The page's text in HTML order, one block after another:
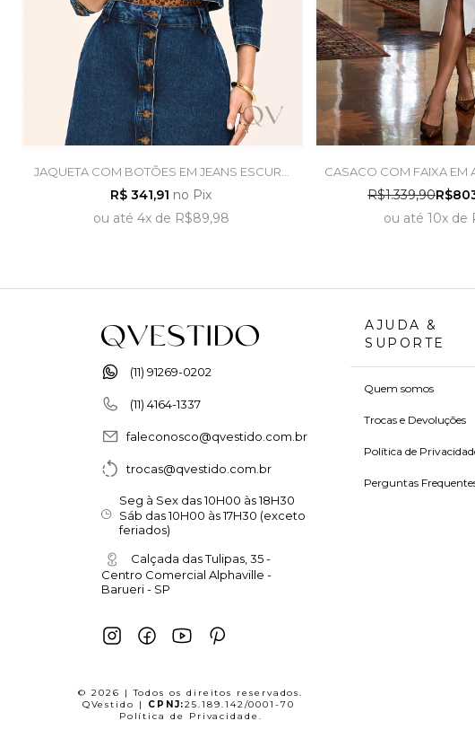
JAQUETA COM BOTÕES EM JEANS ESCURO
- LAURA ROSA
R$ 341,91 no Pix
ou até 4xde R$89,98
CASACO COM FAIXA EM
CLARO - LUZIA
R$1.339,90
ou até 10xde
(11) 91269-0202
(11) 4164-1337
faleconosco@qvestido.com.br
trocas@qvestido.com.br
Seg à Sex das 10H00 às 18H30
Sáb das 10H00 às 17H30 (exceto
feriados)
Calçada das Tulipas, 35 -
Centro Comercial Alphaville -
Barueri - SP
AJUDA &
SUPORTE
Quem somos
Trocas e Devoluções
Política de
Perguntas
© 2026 | Todos os direitos reservados.
QVestido | CPNJ:25.189.142/0001-70
Política de Privacidade .